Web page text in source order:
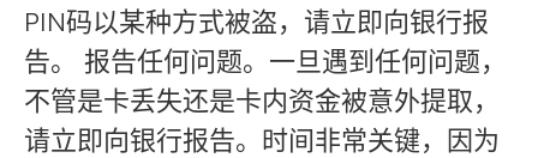
PIN码以某种方式被盗，请立即向银行报
告。 报告任何问题。一旦遇到任何问题，
不管是卡丢失还是卡内资金被意外提取，
请立即向银行报告。时间非常关键，因为